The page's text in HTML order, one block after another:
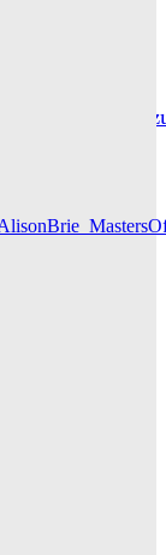
Provinzjungen